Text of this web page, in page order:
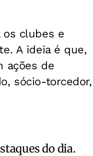
os clubes e
A ideia é que,
ações de
sócio-torcedor,
do dia.